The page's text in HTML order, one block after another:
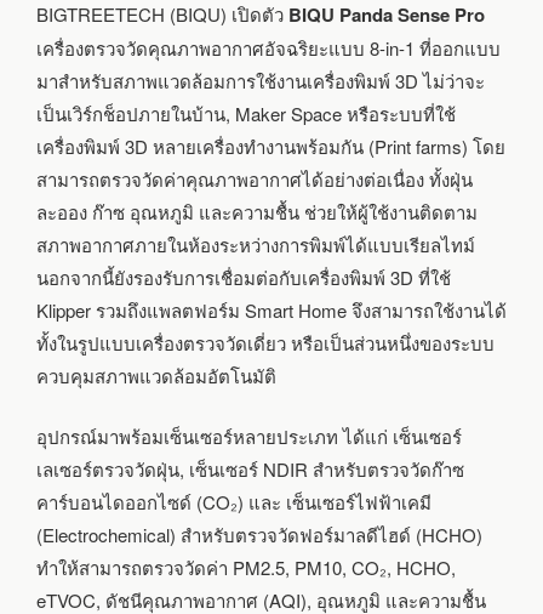
1
สำหรับ
เครื่องพิมพ์
3D
รองรับ
HOME
ASSISTANT
และ
KLIPPER
BIGTREETECH (BIQU) เปิดตัว BIQU Panda Sense Pro
เครื่องตรวจวัดคุณภาพอากาศอัจฉริยะแบบ 8-in-1 ที่ออกแบบ
มาสำหรับสภาพแวดล้อมการใช้งานเครื่องพิมพ์ 3D ไม่ว่าจะ
เป็นเวิร์กช็อปภายในบ้าน, Maker Space หรือระบบที่ใช้
เครื่องพิมพ์ 3D หลายเครื่องทำงานพร้อมกัน (Print farms) โดย
สามารถตรวจวัดค่าคุณภาพอากาศได้อย่างต่อเนื่อง ทั้งฝุ่น
ละออง ก๊าซ อุณหภูมิ และความชื้น ช่วยให้ผู้ใช้งานติดตาม
สภาพอากาศภายในห้องระหว่างการพิมพ์ได้แบบเรียลไทม์
นอกจากนี้ยังรองรับการเชื่อมต่อกับเครื่องพิมพ์ 3D ที่ใช้
Klipper รวมถึงแพลตฟอร์ม Smart Home จึงสามารถใช้งานได้
ทั้งในรูปแบบเครื่องตรวจวัดเดี่ยว หรือเป็นส่วนหนึ่งของระบบ
ควบคุมสภาพแวดล้อมอัตโนมัติ
อุปกรณ์มาพร้อมเซ็นเซอร์หลายประเภท ได้แก่ เซ็นเซอร์
เลเซอร์ตรวจวัดฝุ่น, เซ็นเซอร์ NDIR สำหรับตรวจวัดก๊าซ
คาร์บอนไดออกไซด์ (CO₂) และ เซ็นเซอร์ไฟฟ้าเคมี
(Electrochemical) สำหรับตรวจวัดฟอร์มาลดีไฮด์ (HCHO)
ทำให้สามารถตรวจวัดค่า PM2.5, PM10, CO₂, HCHO,
eTVOC, ดัชนีคุณภาพอากาศ (AQI), อุณหภูมิ และความชื้น